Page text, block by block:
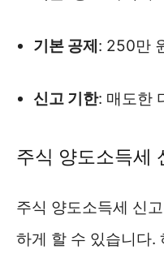
기본 공제 : 250만
신고 기한: 매도한
주식 양도소득세
주식 양도소득세 신
하게 할 수 있습니다.